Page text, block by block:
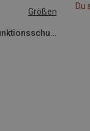
Größen
Scarpa | Zustiegsschuhe & Multifunktionsschuhe
Du